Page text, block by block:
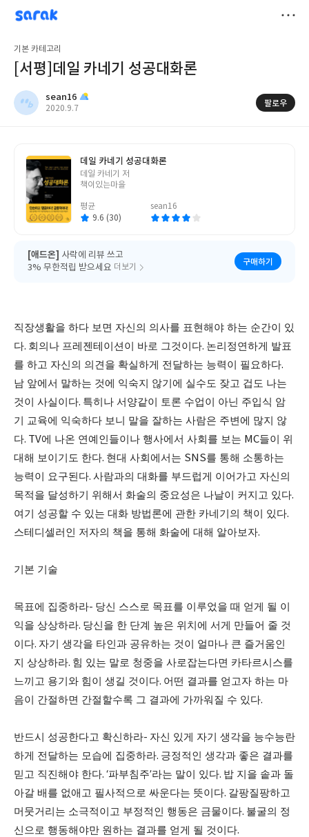
sarak
sean16
기본 카테고리
[서평]데일 카네기 성공대화론
sean16
작
2020.9.7
팔로우
데일 카네기 성공대화론
글
쓴
데일 카네기 저
책이있는마을
평균
9.6 (30)
sean16
[애드온] 사락에 리뷰 쓰고
3% 무한적립 받으세요 더보기
구매하기
직장생활을 하다 보면 자신의 의사를 표현해야 하는 순간이 있
다. 회의나 프레젠테이션이 바로 그것이다. 논리정연하게 발표
를 하고 자신의 의견을 확실하게 전달하는 능력이 필요하다.
남 앞에서 말하는 것에 익숙지 않기에 실수도 잦고 겁도 나는
것이 사실이다. 특히나 서양같이 토론 수업이 아닌 주입식 암
기 교육에 익숙하다 보니 말을 잘하는 사람은 주변에 많지 않
다. TV에 나온 연예인들이나 행사에서 사회를 보는 MC들이 위
대해 보이기도 한다. 현대 사회에서는 SNS를 통해 소통하는
능력이 요구된다. 사람과의 대화를 부드럽게 이어가고 자신의
목적을 달성하기 위해서 화술의 중요성은 나날이 커지고 있다.
여기 성공할 수 있는 대화 방법론에 관한 카네기의 책이 있다.
스테디셀러인 저자의 책을 통해 화술에 대해 알아보자.
기본 기술
목표에 집중하라- 당신 스스로 목표를 이루었을 때 얻게 될 이
익을 상상하라. 당신을 한 단계 높은 위치에 서게 만들어 줄 것
이다. 자기 생각을 타인과 공유하는 것이 얼마나 큰 즐거움인
지 상상하라. 힘 있는 말로 청중을 사로잡는다면 카타르시스를
느끼고 용기와 힘이 생길 것이다. 어떤 결과를 얻고자 하는 마
음이 간절하면 간절할수록 그 결과에 가까워질 수 있다.
반드시 성공한다고 확신하라- 자신 있게 자기 생각을 능수능란
하게 전달하는 모습에 집중하라. 긍정적인 생각과 좋은 결과를
믿고 직진해야 한다. ‘파부침주’라는 말이 있다. 밥 지을 솥과 돌
아갈 배를 없애고 필사적으로 싸운다는 뜻이다. 갈팡질팡하고
머뭇거리는 소극적이고 부정적인 행동은 금물이다. 불굴의 정
신으로 행동해야만 원하는 결과를 얻게 될 것이다.